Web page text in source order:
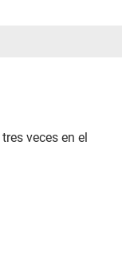
veces en el